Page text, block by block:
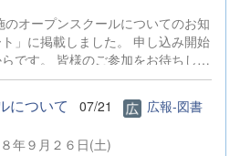
、「誠・明・健」の
がけ安全・安心に過
長した姿を見せてほ
りました。 引
徒指導部より闇バイ
季休業中の留意点、キ
しての成長には個人
のオープンスクールについてのお知
」に掲載しました。 申し込み開始
です。 皆様のご参加をお待ちして
木）実施の学校説明会の申し込み
ご注意ください。 オープンスク
について 07/21 広報-図書
月２６日(土)